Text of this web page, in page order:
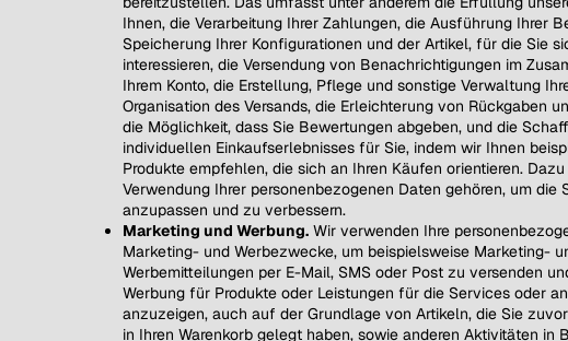
Ihnen, die Verarbeitung Ihrer Zahlungen, die Ausführung Ihrer
Speicherung Ihrer Konfigurationen und der Artikel, für die Sie
interessieren, die Versendung von Benachrichtigungen im
Ihrem Konto, die Erstellung, Pflege und sonstige Verwaltung
Organisation des Versands, die Erleichterung von Rückgaben
die Möglichkeit, dass Sie Bewertungen abgeben, und die
individuellen Einkaufserlebnisses für Sie, indem wir Ihnen
Produkte empfehlen, die sich an Ihren Käufen orientieren.
Verwendung Ihrer personenbezogenen Daten gehören, um die
anzupassen und zu verbessern.
Marketing und Werbung.Wir verwenden Ihre
Marketing- und Werbezwecke, um beispielsweise Marketing-
Werbemitteilungen per E-Mail, SMS oder Post zu versenden
Werbung für Produkte oder Leistungen für die Services oder
anzuzeigen, auch auf der Grundlage von Artikeln, die Sie
in Ihren Warenkorb gelegt haben, sowie anderen Aktivitäten in